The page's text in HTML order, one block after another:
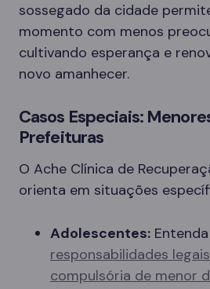
sossegado da cidade
momento com menos
cultivando esperança e
novo amanhecer.
Casos Especiais:
Prefeituras
O Ache Clínica de
orienta em situações
Adolescentes:
responsabilidades
compulsória de menor